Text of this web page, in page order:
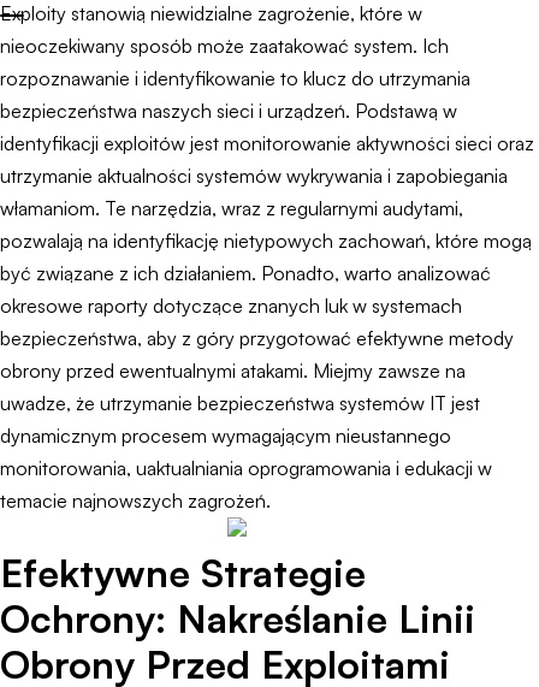
Exploity stanowią niewidzialne zagrożenie, które w
nieoczekiwany sposób może zaatakować system. Ich
rozpoznawanie i identyfikowanie to klucz do utrzymania
bezpieczeństwa naszych sieci i urządzeń. Podstawą w
identyfikacji exploitów jest monitorowanie aktywności sieci oraz
utrzymanie aktualności systemów wykrywania i zapobiegania
włamaniom. Te narzędzia, wraz z regularnymi audytami,
pozwalają na identyfikację nietypowych zachowań, które mogą
być związane z ich działaniem. Ponadto, warto analizować
okresowe raporty dotyczące znanych luk w systemach
bezpieczeństwa, aby z góry przygotować efektywne metody
obrony przed ewentualnymi atakami. Miejmy zawsze na
uwadze, że utrzymanie bezpieczeństwa systemów IT jest
dynamicznym procesem wymagającym nieustannego
monitorowania, uaktualniania oprogramowania i edukacji w
temacie najnowszych zagrożeń.
Efektywne Strategie
Ochrony: Nakreślanie Linii
Obrony Przed Exploitami